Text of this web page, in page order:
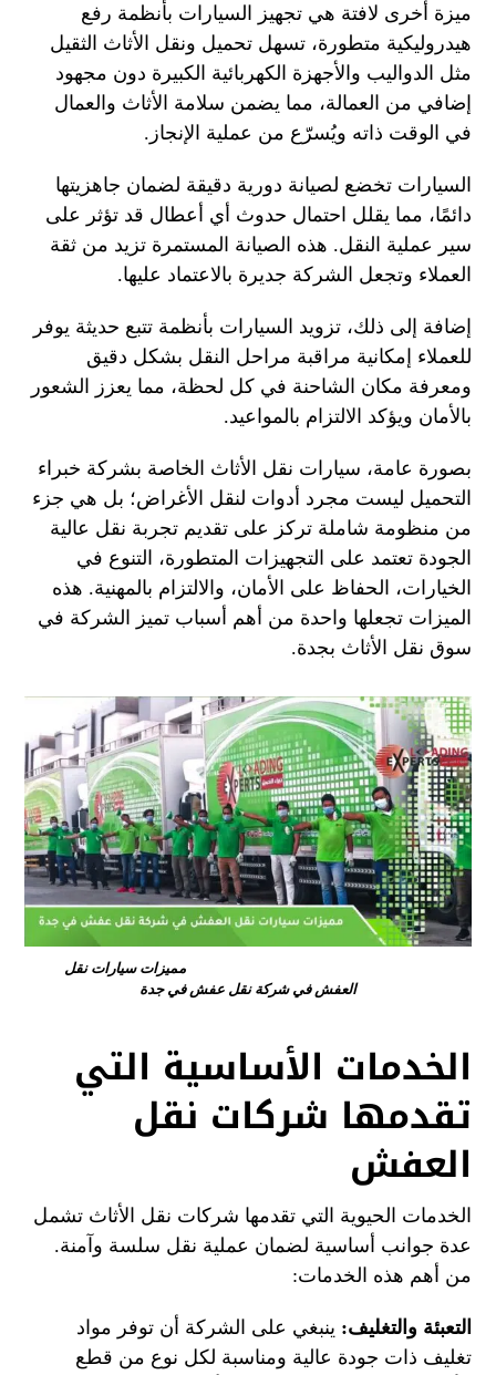
ميزة أخرى لافتة هي تجهيز السيارات بأنظمة رفع
هيدروليكية متطورة، تسهل تحميل ونقل الأثاث الثقيل
مثل الدواليب والأجهزة الكهربائية الكبيرة دون مجهود
إضافي من العمالة، مما يضمن سلامة الأثاث والعمال
في الوقت ذاته ويُسرّع من عملية الإنجاز.
السيارات تخضع لصيانة دورية دقيقة لضمان جاهزيتها
دائمًا، مما يقلل احتمال حدوث أي أعطال قد تؤثر على
سير عملية النقل. هذه الصيانة المستمرة تزيد من ثقة
العملاء وتجعل الشركة جديرة بالاعتماد عليها.
إضافة إلى ذلك، تزويد السيارات بأنظمة تتبع حديثة يوفر
للعملاء إمكانية مراقبة مراحل النقل بشكل دقيق
ومعرفة مكان الشاحنة في كل لحظة، مما يعزز الشعور
بالأمان ويؤكد الالتزام بالمواعيد.
بصورة عامة، سيارات نقل الأثاث الخاصة بشركة خبراء
التحميل ليست مجرد أدوات لنقل الأغراض؛ بل هي جزء
من منظومة شاملة تركز على تقديم تجربة نقل عالية
الجودة تعتمد على التجهيزات المتطورة، التنوع في
الخيارات، الحفاظ على الأمان، والالتزام بالمهنية. هذه
الميزات تجعلها واحدة من أهم أسباب تميز الشركة في
سوق نقل الأثاث بجدة.
مميزات سيارات نقل
العفش في شركة نقل عفش في جدة
الخدمات الأساسية التي
تقدمها شركات نقل
العفش
الخدمات الحيوية التي تقدمها شركات نقل الأثاث تشمل
عدة جوانب أساسية لضمان عملية نقل سلسة وآمنة.
من أهم هذه الخدمات:
التعبئة والتغليف: ينبغي على الشركة أن توفر مواد
تغليف ذات جودة عالية ومناسبة لكل نوع من قطع